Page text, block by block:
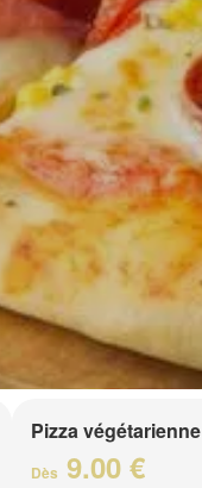
Pizza végétarienne
Dès 9.00 €